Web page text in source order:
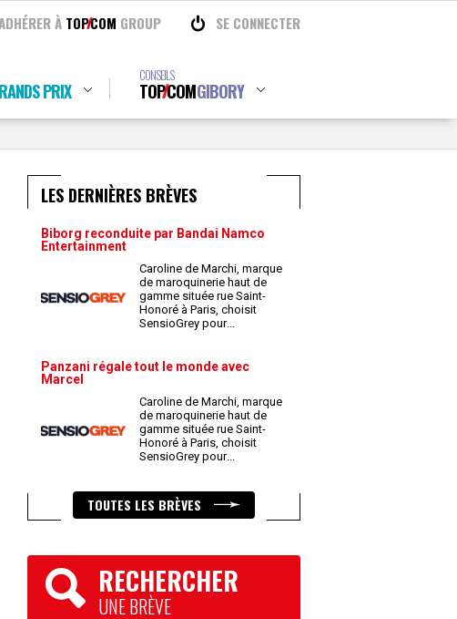
À TOPCOM GROUP SE CONNECTER
PRIX
CONSEILS
TOPCOMGIBORY
LES DERNIÈRES BRÈVES
Biborg reconduite par Bandai Namco
Entertainment
Caroline de Marchi, marque
de maroquinerie haut de
gamme située rue Saint-
Honoré à Paris, choisit
SensioGrey pour...
Panzani régale tout le monde avec
Marcel
Caroline de Marchi, marque
de maroquinerie haut de
gamme située rue Saint-
Honoré à Paris, choisit
SensioGrey pour...
TOUTES LES BRÈVES
RECHERCHER
UNE BRÈVE